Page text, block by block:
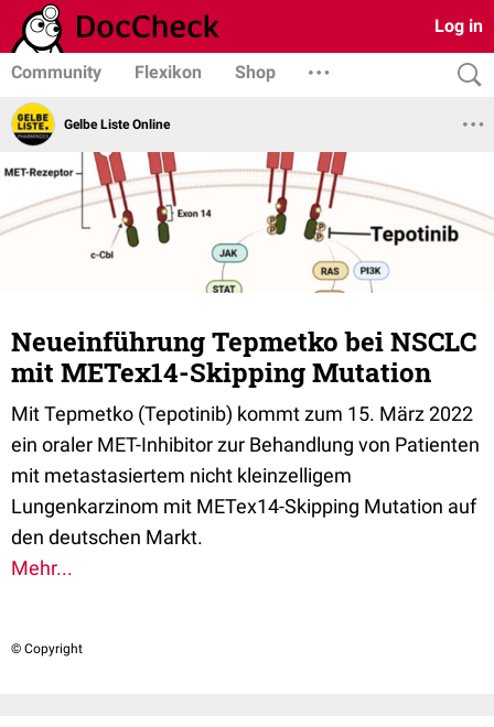
Log in
Community Flexikon Shop
Gelbe Liste Online
Neueinführung Tepmetko bei NSCLC
mit METex14-Skipping Mutation
Mit Tepmetko (Tepotinib) kommt zum 15. März 2022
ein oraler MET-Inhibitor zur Behandlung von Patienten
mit metastasiertem nicht kleinzelligem
Lungenkarzinom mit METex14-Skipping Mutation auf
den deutschen Markt.
Mehr...
© Copyright